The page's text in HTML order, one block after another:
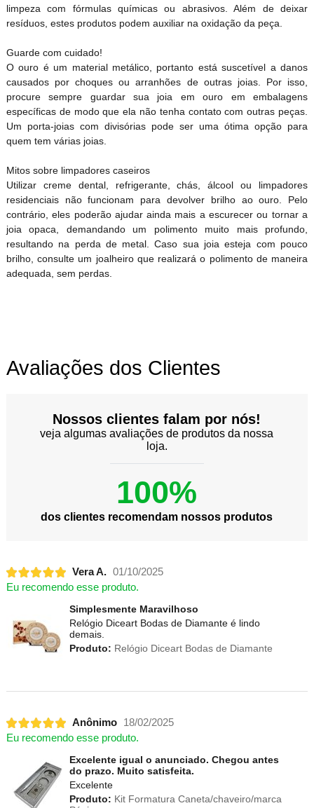
limpeza com fórmulas químicas ou abrasivos. Além de deixar
resíduos, estes produtos podem auxiliar na oxidação da peça.
Guarde com cuidado!
O ouro é um material metálico, portanto está suscetível a danos
causados por choques ou arranhões de outras joias. Por isso,
procure sempre guardar sua joia em ouro em embalagens
específicas de modo que ela não tenha contato com outras peças.
Um porta-joias com divisórias pode ser uma ótima opção para
quem tem várias joias.
Mitos sobre limpadores caseiros
Utilizar creme dental, refrigerante, chás, álcool ou limpadores
residenciais não funcionam para devolver brilho ao ouro. Pelo
contrário, eles poderão ajudar ainda mais a escurecer ou tornar a
joia opaca, demandando um polimento muito mais profundo,
resultando na perda de metal. Caso sua joia esteja com pouco
brilho, consulte um joalheiro que realizará o polimento de maneira
adequada, sem perdas.
Avaliações dos Clientes
Nossos clientes falam por nós!
veja algumas avaliações de produtos da nossa
loja.
100%
dos clientes recomendam nossos produtos
Vera A. 01/10/2025
Eu recomendo esse produto.
Simplesmente Maravilhoso
Relógio Diceart Bodas de Diamante é lindo
demais.
Produto: Relógio Diceart Bodas de Diamante
Anônimo
18/02/2025
Eu recomendo esse produto.
Excelente igual o anunciado. Chegou antes
do prazo. Muito satisfeita.
Excelente
Produto: Kit Formatura Caneta/chaveiro/marca